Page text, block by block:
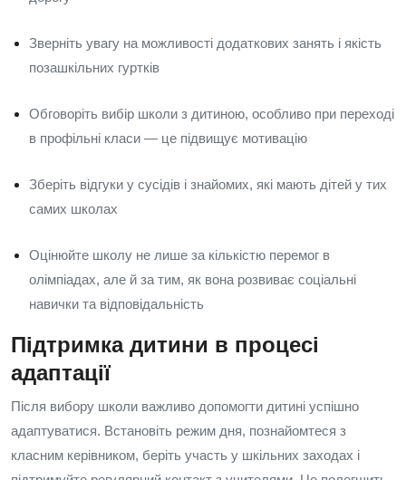
Зверніть увагу на можливості додаткових занять і якість
позашкільних гуртків
Обговоріть вибір школи з дитиною, особливо при переході
в профільні класи — це підвищує мотивацію
Зберіть відгуки у сусідів і знайомих, які мають дітей у тих
самих школах
Оцінюйте школу не лише за кількістю перемог в
олімпіадах, але й за тим, як вона розвиває соціальні
навички та відповідальність
Підтримка дитини в процесі
адаптації
Після вибору школи важливо допомогти дитині успішно
адаптуватися. Встановіть режим дня, познайомтеся з
класним керівником, беріть участь у шкільних заходах і